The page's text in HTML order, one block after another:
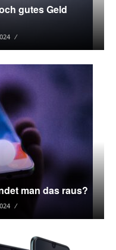
gutes Geld
man das raus?